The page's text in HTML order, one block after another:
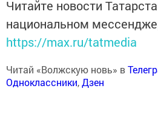
Читайте новости
национальном
https://max.ru/tatmedia
Читай «Волжскую новь» в
Одноклассники,Дзен